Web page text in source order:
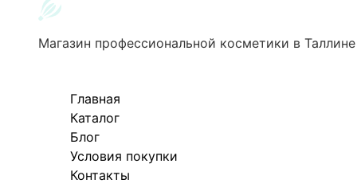
Магазин профессиональной косметики в Таллине
Главная
Каталог
Блог
Условия покупки
Контакты